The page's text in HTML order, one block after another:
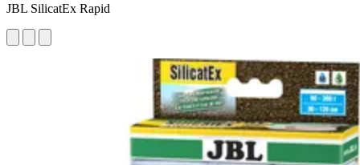
JBL SilicatEx Rapid